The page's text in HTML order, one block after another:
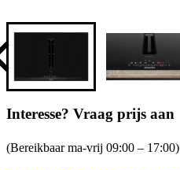
Interesse? Vraag prijs aan
(Bereikbaar ma-vrij 09:00 – 17:00)